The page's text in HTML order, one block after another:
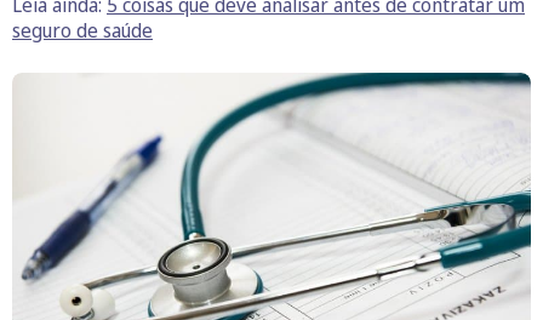
Leia ainda: 5 coisas que deve analisar antes de contratar um
seguro de saúde